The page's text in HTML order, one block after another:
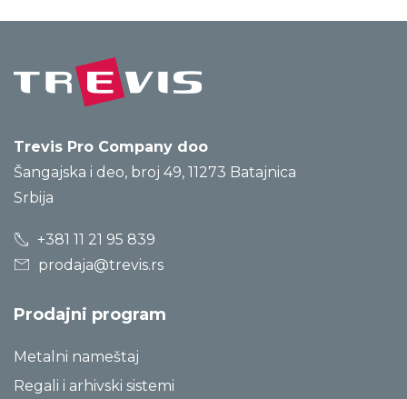
Trevis Pro Company doo
Šangajska i deo, broj 49, 11273 Batajnica
Srbija
+381 11 21 95 839
prodaja@trevis.rs
Prodajni program
Metalni nameštaj
Regali i arhivski sistemi